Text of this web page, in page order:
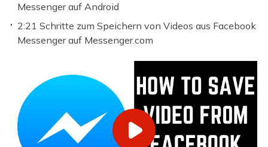
Messenger auf Android
2:21 Schritte zum Speichern von Videos aus Facebook
Messenger auf Messenger.com